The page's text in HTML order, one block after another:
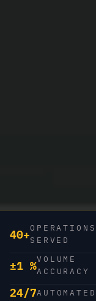
40+OPERATIONS
SERVED
±1 %VOLUME
ACCURACY
24/7AUTOMATED